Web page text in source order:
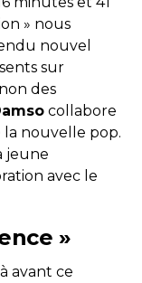
» nous
nouvel
sur
des
collabore
la nouvelle pop.
jeune
avec le
»
avant ce